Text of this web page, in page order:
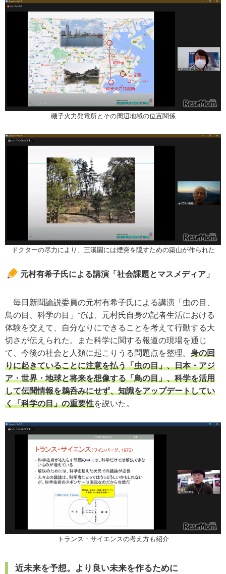
磯子火力発電所とその周辺地域の位置関係
ドクターの尽力により、三溪園には煙突を隠すための築山が作られた
元村有希子氏による講演「社会課題とマスメディア」
毎日新聞論説委員の元村有希子氏による講演「虫の目、
鳥の目、科学の目」では、元村氏自身の記者生活における
体験を交えて、自分なりにできることを考えて行動する大
切さが伝えられた。また科学に関する報道の現場を通じ
て、今後の社会と人類に起こりうる問題点を整理。 身の回
りに起きていることに注意を払う「虫の目」、日本・アジ
ア・世界・地球と将来を想像する「鳥の目」、科学を活用
して伝聞情報を鵜呑みにせず、知識をアップデートしてい
く「科学の目」の重要性を説いた。
トランス・サイエンスの考え方も紹介
近未来を予想。より良い未来を作るために